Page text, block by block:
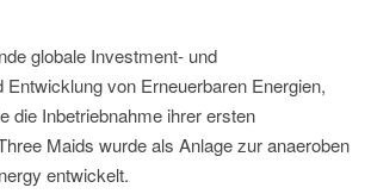
globale Investment- und
von Erneuerbaren Energien,
die Inbetriebnahme ihrer ersten
Maids wurde als Anlage zur anaeroben
entwickelt.